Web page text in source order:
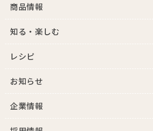
商品情報
知る・楽しむ
レシピ
お知らせ
企業情報